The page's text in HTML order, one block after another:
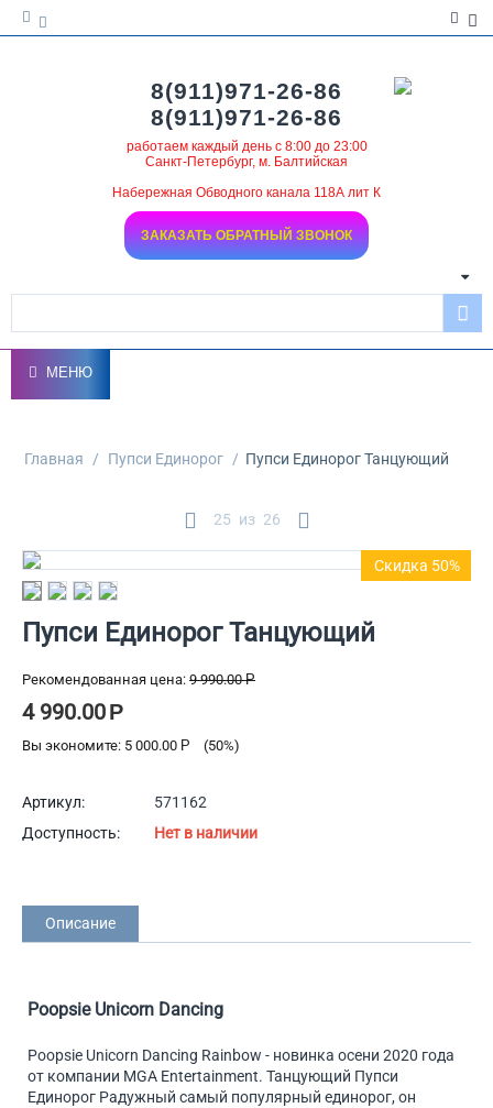
8(911)971-26-86
8(911)971-26-86
работаем каждый день с 8:00 до 23:00
Санкт-Петербург, м. Балтийская
Набережная Обводного канала 118А лит К
ЗАКАЗАТЬ ОБРАТНЫЙ ЗВОНОК
МЕНЮ
Главная / Пупси Единорог / Пупси Единорог Танцующий
25 из 26
Скидка 50%
Пупси Единорог Танцующий
Рекомендованная цена: 9 990.00 Р
4 990.00Р
Вы экономите: 5 000.00 Р (50%)
Артикул:
571162
Доступность:
Нет в наличии
Описание
Poopsie Unicorn Dancing
Poopsie Unicorn Dancing Rainbow - новинка осени 2020 года
от компании MGA Entertainment. Танцующий Пупси
Единорог Радужный самый популярный единорог, он